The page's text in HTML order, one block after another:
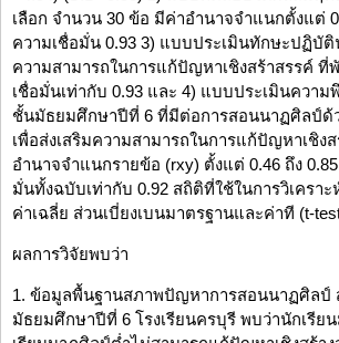
เลือก จำนวน 30 ข้อ มีค่าอำนาจจำแนกตั้งแต่
ความเชื่อมั่น 0.93 3) แบบประเมินทักษะปฏิบัติ
ความสามารถในการแก้ปัญหาเชิงสร้าสรรค์
เชื่อมั่นเท่ากับ 0.93 และ 4) แบบประเมินความ
ชั้นมัธยมศึกษาปีที่ 6 ที่มีต่อการสอนนาฏศิลป์ด้
เพื่อส่งเสริมความสามารถในการแก้ปัญหาเชิง
อำนาจจำแนกรายข้อ (rxy) ตั้งแต่ 0.46 ถึง
มั่นทั้งฉบับเท่ากับ 0.92 สถิติที่ใช้ในการวิเครา
ค่าเฉลี่ย ส่วนเบี่ยงเบนมาตรฐานและค่าที (t-
ผลการวิจัยพบว่า
1. ข้อมูลพื้นฐานสภาพปัญหาการสอนนาฏศิลป์
มัธยมศึกษาปีที่ 6 โรงเรียนครบุรี พบว่านักเรีย